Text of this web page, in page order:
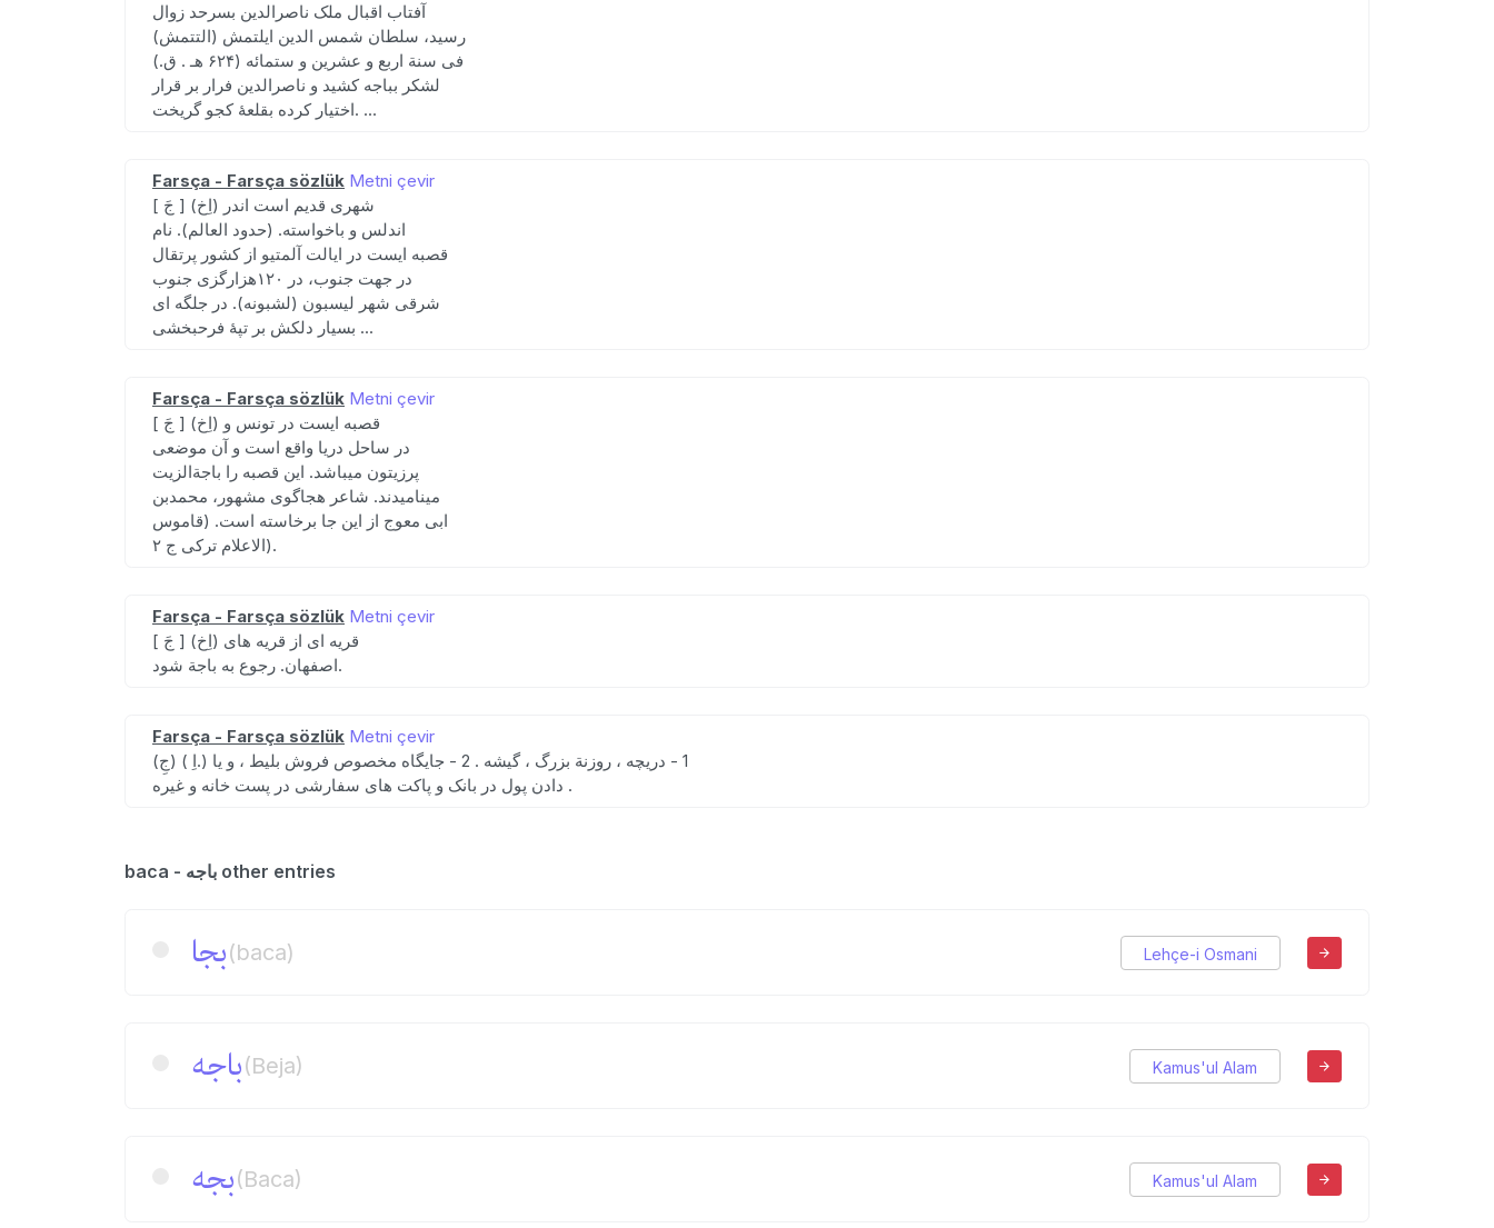
آفتاب اقبال ملک ناصرالدین بسرحد زوال
رسید، سلطان شمس الدین ایلتمش (التتمش)
فی سنة اربع و عشرین و ستمائه (۶۲۴ هـ . ق.)
لشکر بباجه کشید و ناصرالدین فرار بر قرار
اختیار کرده بقلعهٔ کجو گریخت. ...
Farsça - Farsça sözlük Metni çevir
[ جَ ] (اِخ) شهری قدیم است اندر
اندلس و باخواسته. (حدود العالم). نام
قصبه ایست در ایالت آلمتیو از کشور پرتقال
در جهت جنوب، در ۱۲۰هزارگزی جنوب
شرقی شهر لیسبون (لشبونه). در جلگه ای
بسیار دلکش بر تپهٔ فرحبخشی ...
Farsça - Farsça sözlük Metni çevir
[ جَ ] (اِخ) قصبه ایست در تونس و
در ساحل دریا واقع است و آن موضعی
پرزیتون میباشد. این قصبه را باجةالزیت
مینامیدند. شاعر هجاگوی مشهور، محمدبن
ابی معوج از این جا برخاسته است. (قاموس
الاعلام ترکی ج ۲).
Farsça - Farsça sözlük Metni çevir
[ جَ ] (اِخ) قریه ای از قریه های
اصفهان. رجوع به باجة شود.
Farsça - Farsça sözlük Metni çevir
(جِ) ( اِ.) 1 - دریچه ، روزنة بزرگ ، گیشه . 2 - جایگاه مخصوص فروش بلیط ، و یا
دادن پول در بانک و پاکت های سفارشی در پست خانه و غیره .
baca - باجه other entries
بجا(baca) Lehçe-i Osmani
باجه(Beja) Kamus'ul Alam
بجە(Baca) Kamus'ul Alam